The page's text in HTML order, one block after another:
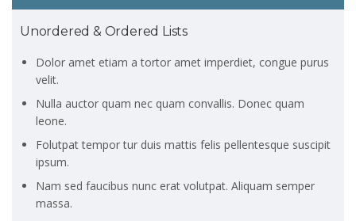
Unordered & Ordered Lists
Dolor amet etiam a tortor amet imperdiet, congue purus
velit.
Nulla auctor quam nec quam convallis. Donec quam
leone.
Folutpat tempor tur duis mattis felis pellentesque suscipit
ipsum.
Nam sed faucibus nunc erat volutpat. Aliquam semper
massa.